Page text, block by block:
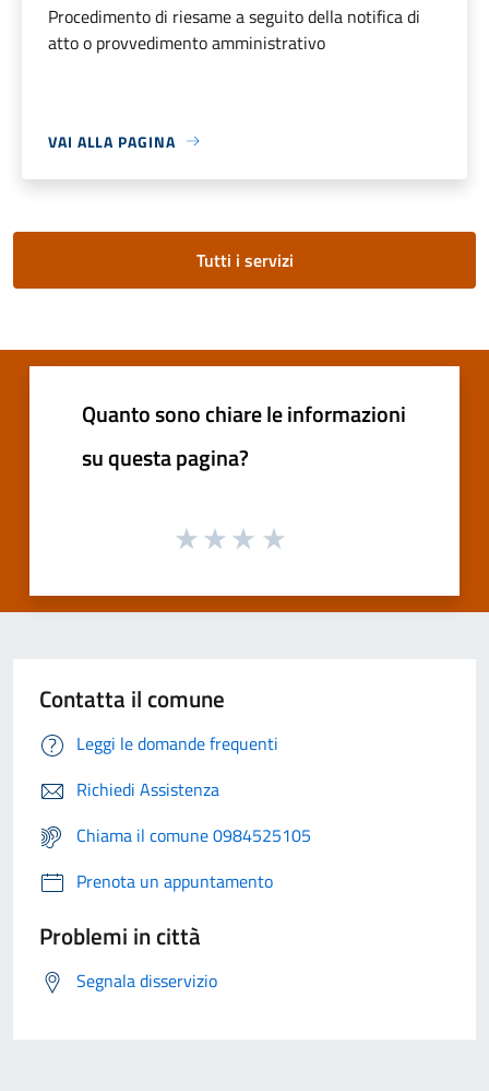
Procedimento di riesame a seguito della notifica di
atto o provvedimento amministrativo
VAI ALLA PAGINA
Tutti i servizi
Quanto sono chiare le informazioni
su questa pagina?
Contatta il comune
Leggi le domande frequenti
Richiedi Assistenza
Chiama il comune 0984525105
Prenota un appuntamento
Problemi in città
Segnala disservizio